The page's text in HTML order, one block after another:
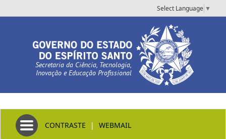
Select Language ▼
Secretaria da Ciência, Tecnologia,
Inovação e Educação Profissional
Toggle navigation
CONTRASTE | WEBMAIL